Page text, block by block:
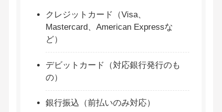
クレジットカード（Visa、
Mastercard、American Expressな
ど）
デビットカード（対応銀行発行のも
の）
銀行振込（前払いのみ対応）